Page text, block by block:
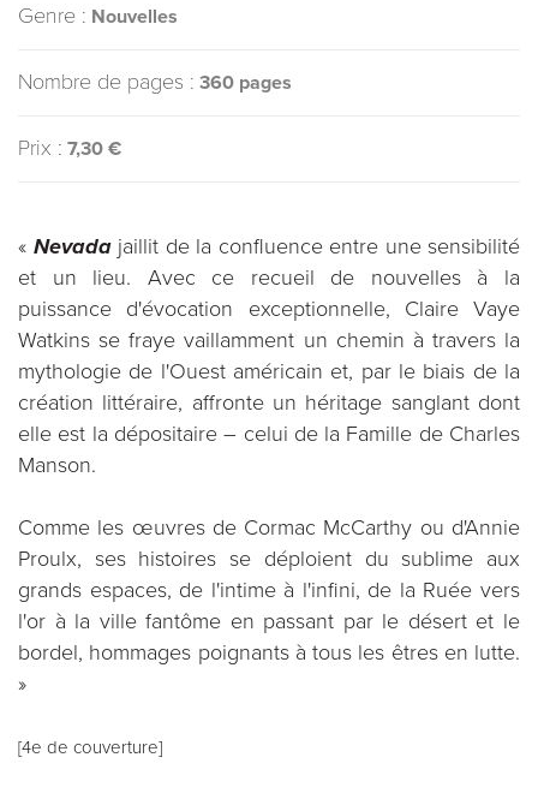
Genre : Nouvelles
Nombre de pages : 360 pages
Prix : 7,30 €
« Nevadajaillit de la confluence entre une sensibilité
et un lieu. Avec ce recueil de nouvelles à la
puissance d'évocation exceptionnelle, Claire Vaye
Watkins se fraye vaillamment un chemin à travers la
mythologie de l'Ouest américain et, par le biais de la
création littéraire, affronte un héritage sanglant dont
elle est la dépositaire – celui de la Famille de Charles
Manson.
Comme les œuvres de Cormac McCarthy ou d'Annie
Proulx, ses histoires se déploient du sublime aux
grands espaces, de l'intime à l'infini, de la Ruée vers
l'or à la ville fantôme en passant par le désert et le
bordel, hommages poignants à tous les êtres en lutte.
»
[4e de couverture]